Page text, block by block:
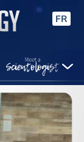
FR